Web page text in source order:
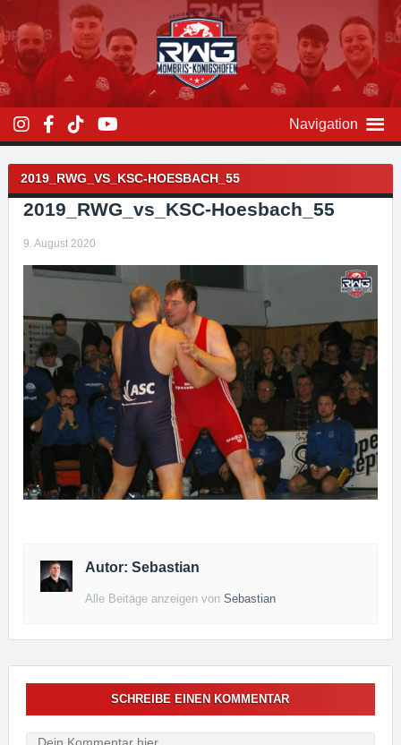
Inhalt
überspringen
Navigation
2019_RWG_VS_KSC-HOESBACH_55
2019_RWG_vs_KSC-Hoesbach_55
9. August 2020
Autor: Sebastian
Alle Beitäge anzeigen vonSebastian
Beitragsnavigation
SCHREIBE EINEN KOMMENTAR